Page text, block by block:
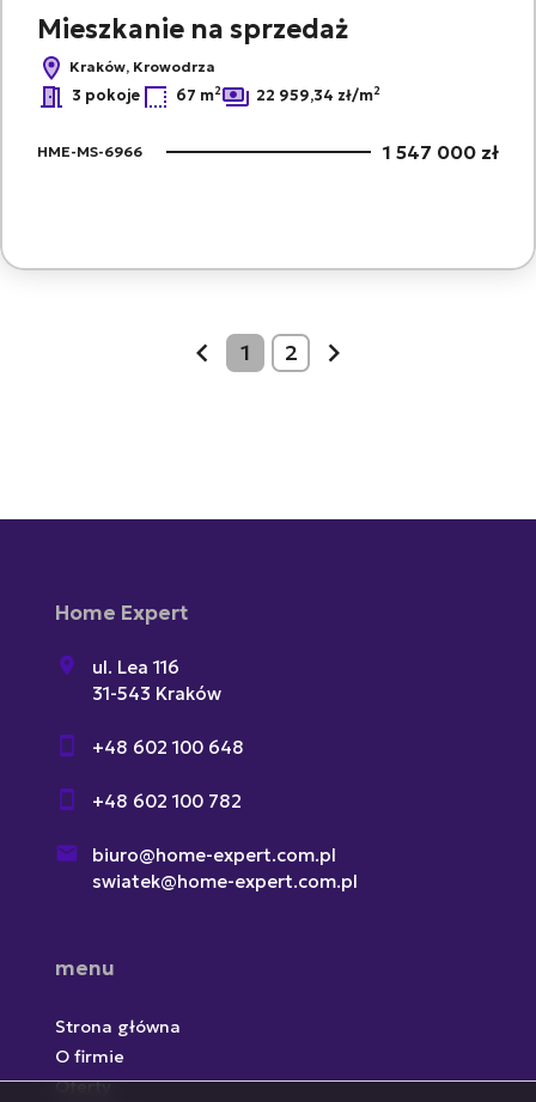
Mieszkanie na sprzedaż
Kraków, Krowodrza
3 pokoje 67 m2 22 959,34 zł/m2
HME-MS-6966 1 547 000 zł
prev
1 2
next
Home Expert
ul. Lea 116
31-543 Kraków
+48 602 100 648
+48 602 100 782
biuro@home-expert.com.pl
swiatek@home-expert.com.pl
menu
Strona główna
O firmie
Oferty